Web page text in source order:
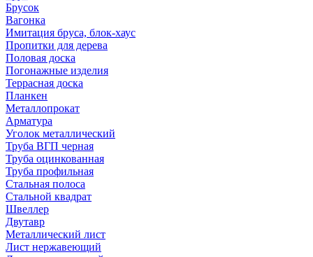
Брусок
Вагонка
Имитация бруса, блок-хаус
Пропитки для дерева
Половая доска
Погонажные изделия
Террасная доска
Планкен
Металлопрокат
Арматура
Уголок металлический
Труба ВГП черная
Труба оцинкованная
Труба профильная
Стальная полоса
Стальной квадрат
Швеллер
Двутавр
Металлический лист
Лист нержавеющий